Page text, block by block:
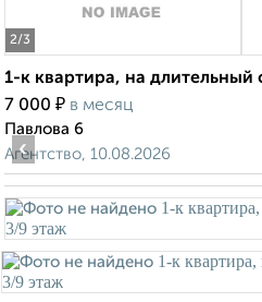
2/3
1-к квартира, на длительный
7 000 ₽ в месяц
Павлова 6
Агентство, 10.08.2026
‹